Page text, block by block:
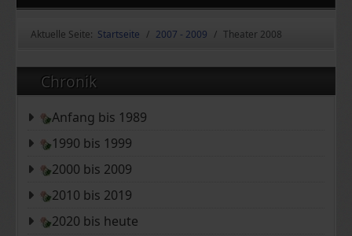
Aktuelle Seite: Startseite 2007 - 2009 Theater 2008
Chronik
Anfang bis 1989
1990 bis 1999
2000 bis 2009
2010 bis 2019
2020 bis heute